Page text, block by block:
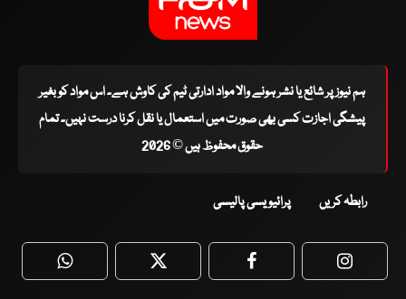
ہم نیوز پر شائع یا نشر ہونے والا مواد ادارتی ٹیم کی کاوش ہے۔ اس مواد کو بغیر
پیشگی اجازت کسی بھی صورت میں استعمال یا نقل کرنا درست نہیں۔ تمام
حقوق محفوظ ہیں © 2026
رابطہ کریں پرائیویسی پالیسی
WhatsApp Twitter Facebook